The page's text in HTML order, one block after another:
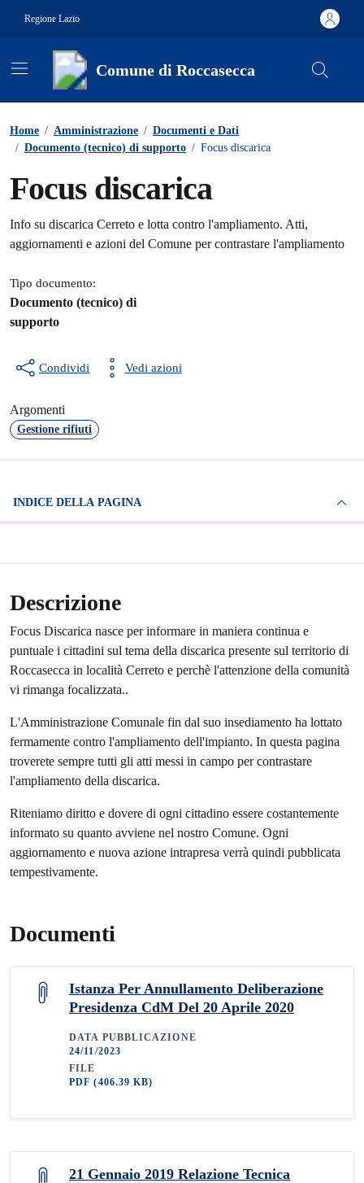
Regione Lazio
Comune di Roccasecca
Home / Amministrazione / Documenti e Dati
/ Documento (tecnico) di supporto / Focus discarica
Focus discarica
Dettagli del documento
Info su discarica Cerreto e lotta contro l'ampliamento. Atti,
aggiornamenti e azioni del Comune per contrastare l'ampliamento
Tipo documento:
Documento (tecnico) di
supporto
Condividi Vedi azioni
Argomenti
Gestione rifiuti
INDICE DELLA PAGINA
Descrizione
Focus Discarica nasce per informare in maniera continua e
puntuale i cittadini sul tema della discarica presente sul territorio di
Roccasecca in località Cerreto e perchè l'attenzione della comunità
vi rimanga focalizzata..
L'Amministrazione Comunale fin dal suo insediamento ha lottato
fermamente contro l'ampliamento dell'impianto. In questa pagina
troverete sempre tutti gli atti messi in campo per contrastare
l'ampliamento della discarica.
Riteniamo diritto e dovere di ogni cittadino essere costantemente
informato su quanto avviene nel nostro Comune. Ogni
aggiornamento e nuova azione intrapresa verrà quindi pubblicata
tempestivamente.
Documenti
Istanza Per Annullamento Deliberazione
Presidenza CdM Del 20 Aprile 2020
DATA PUBBLICAZIONE
24/11/2023
FILE
PDF(406.39 KB)
21 Gennaio 2019 Relazione Tecnica